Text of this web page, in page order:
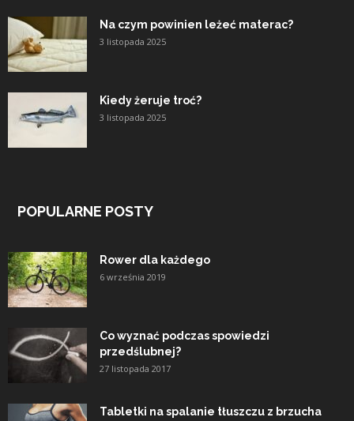
Na czym powinien leżeć materac?
3 listopada 2025
Kiedy żeruje troć?
3 listopada 2025
POPULARNE POSTY
Rower dla każdego
6 września 2019
Co wyznać podczas spowiedzi
przedślubnej?
27 listopada 2017
Tabletki na spalanie tłuszczu z brzucha